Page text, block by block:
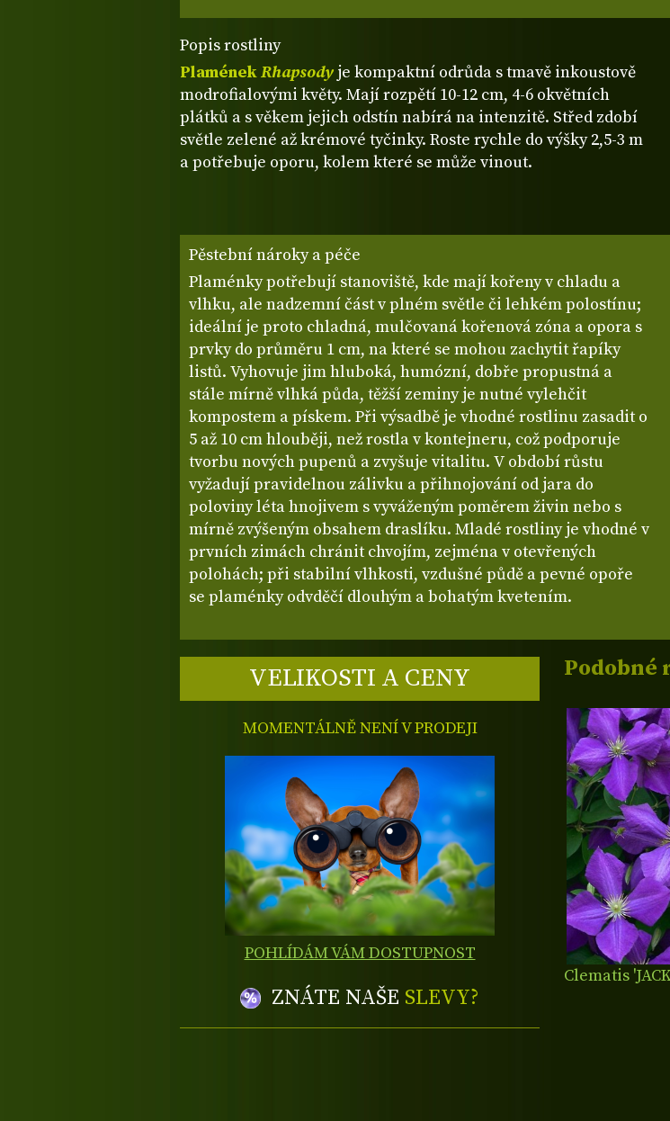
Popis rostliny
PlaménekRhapsody je kompaktní odrůda s tmavě inkoustově
modrofialovými květy. Mají rozpětí 10-12 cm, 4-6 okvětních
plátků a s věkem jejich odstín nabírá na intenzitě. Střed zdobí
světle zelené až krémové tyčinky. Roste rychle do výšky 2,5-3 m
a potřebuje oporu, kolem které se může vinout.
Pěstební nároky a péče
Plaménky potřebují stanoviště, kde mají kořeny v chladu a
vlhku, ale nadzemní část v plném světle či lehkém polostínu;
ideální je proto chladná, mulčovaná kořenová zóna a opora s
prvky do průměru 1 cm, na které se mohou zachytit řapíky
listů. Vyhovuje jim hluboká, humózní, dobře propustná a
stále mírně vlhká půda, těžší zeminy je nutné vylehčit
kompostem a pískem. Při výsadbě je vhodné rostlinu zasadit o
5 až 10 cm hlouběji, než rostla v kontejneru, což podporuje
tvorbu nových pupenů a zvyšuje vitalitu. V období růstu
vyžadují pravidelnou zálivku a přihnojování od jara do
poloviny léta hnojivem s vyváženým poměrem živin nebo s
mírně zvýšeným obsahem draslíku. Mladé rostliny je vhodné v
prvních zimách chránit chvojím, zejména v otevřených
polohách; při stabilní vlhkosti, vzdušné půdě a pevné opoře
se plaménky odvděčí dlouhým a bohatým kvetením.
VELIKOSTI A CENY
MOMENTÁLNĚ NENÍ V PRODEJI
POHLÍDÁM VÁM DOSTUPNOST
ZNÁTE NAŠE SLEVY?
Clematis